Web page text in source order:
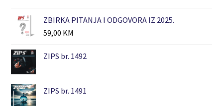
ZBIRKA PITANJA I ODGOVORA IZ 2025.
59,00 KM
ZIPS br. 1492
ZIPS br. 1491